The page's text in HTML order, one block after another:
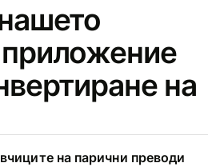
на
на парични преводи